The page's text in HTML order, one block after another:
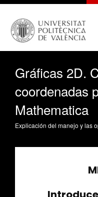
Gráficas 2D.
coordenadas
Mathematica